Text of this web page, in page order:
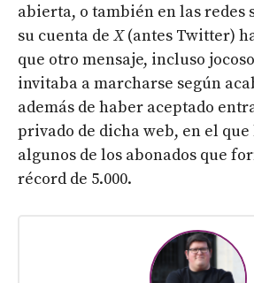
abierta, o también en las redes
su cuenta de X(antes Twitter)
que otro mensaje, incluso
invitaba a marcharse según
además de haber aceptado
privado de dicha web, en el
algunos de los abonados que
récord de 5.000.